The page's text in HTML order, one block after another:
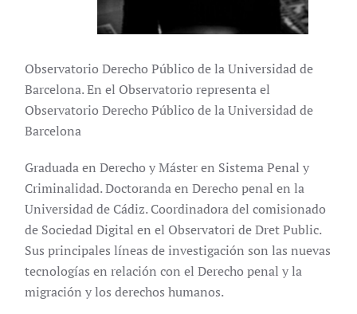
Observatorio Derecho Público de la Universidad de
Barcelona. En el Observatorio representa el
Observatorio Derecho Público de la Universidad de
Barcelona
Graduada en Derecho y Máster en Sistema Penal y
Criminalidad. Doctoranda en Derecho penal en la
Universidad de Cádiz. Coordinadora del comisionado
de Sociedad Digital en el Observatori de Dret Public.
Sus principales líneas de investigación son las nuevas
tecnologías en relación con el Derecho penal y la
migración y los derechos humanos.